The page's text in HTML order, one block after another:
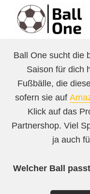
Inhalt
springen
Fußzeile
springen
One
Fußball!
Ball One sucht die
Saison für dich
Fußbälle, die
sofern sie auf
Klick auf das
Partnershop. Viel
ja auch
Welcher Ball